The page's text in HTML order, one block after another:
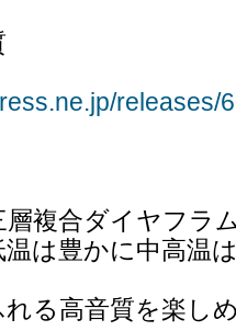
releases/
複合ダイヤフラ
は豊かに中高温
る高音質を楽し